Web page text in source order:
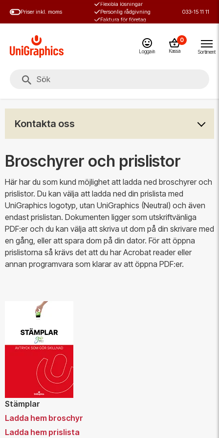
Priser inkl. moms
Flexibla lösningar
Personlig rådgivning
Faktura för företag
033-15 11 11
Logga in
0
Kassa Sortiment
Kontakta oss
Broschyrer och prislistor
Här har du som kund möjlighet att ladda ned broschyrer och
prislistor. Du kan välja att ladda ned din prislista med
UniGraphics logotyp, utan UniGraphics (Neutral) och även
endast prislistan. Dokumenten ligger som utskriftvänliga
PDF:er och du kan välja att skriva ut dom på din skrivare med
en gång, eller att spara dom på din dator. För att öppna
prislistorna så krävs det att du har Acrobat reader eller
annan programvara som klarar av att öppna PDF:er.
Stämplar
Ladda hem broschyr
Ladda hem prislista